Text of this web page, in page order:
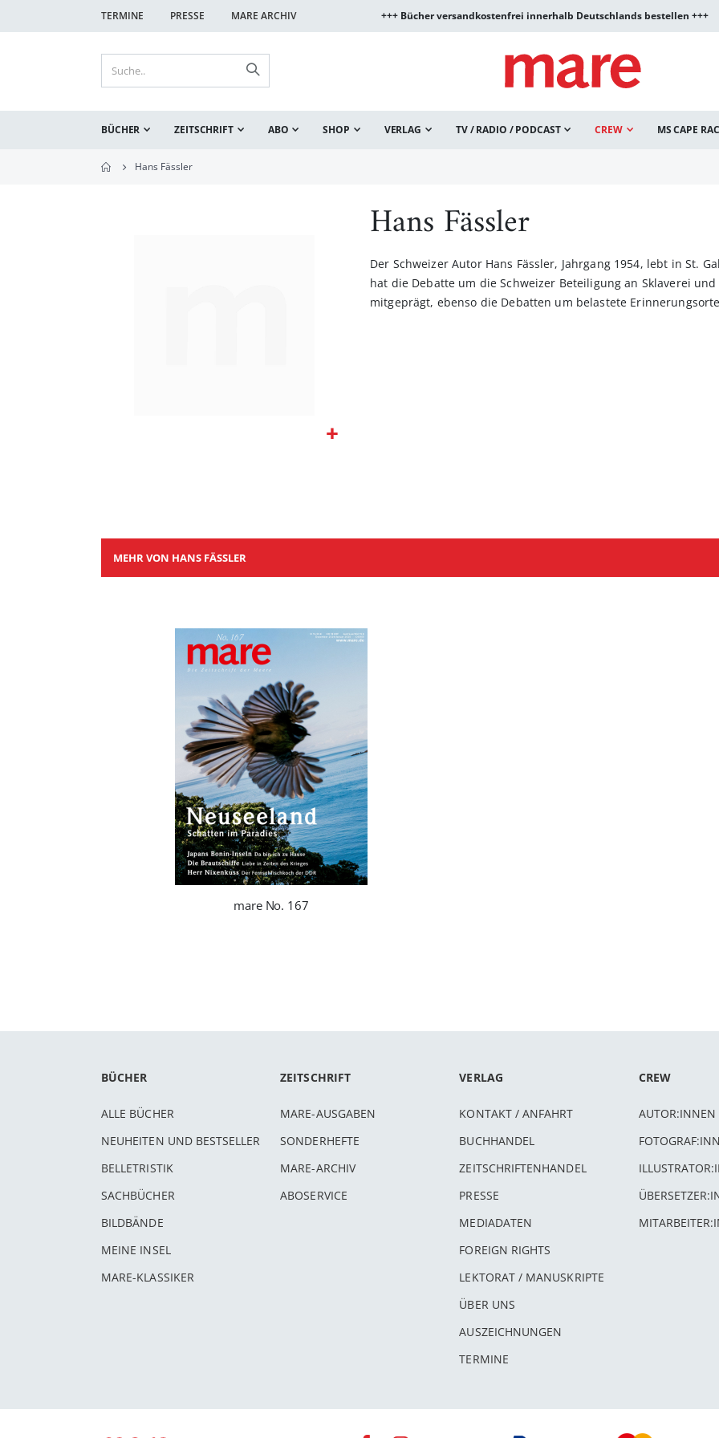
TERMINE PRESSE MARE ARCHIV +++ Bücher versandkostenfrei innerhalb Deutschlands bestellen +++
BÜCHER ZEITSCHRIFT ABO SHOP VERLAG TV / RADIO / PODCAST CREW MS CAPE
Hans Fässler
Hans Fässler
Der Schweizer Autor Hans Fässler, Jahrgang 1954, lebt in St.
hat die Debatte um die Schweizer Beteiligung an Sklaverei
mitgeprägt, ebenso die Debatten um belastete
MEHR VON HANS FÄSSLER
mare No. 167
BÜCHER
ALLE BÜCHER
NEUHEITEN UND BESTSELLER
BELLETRISTIK
SACHBÜCHER
BILDBÄNDE
MEINE INSEL
MARE-KLASSIKER
ZEITSCHRIFT
MARE-AUSGABEN
SONDERHEFTE
MARE-ARCHIV
ABOSERVICE
VERLAG
KONTAKT / ANFAHRT
BUCHHANDEL
ZEITSCHRIFTENHANDEL
PRESSE
MEDIADATEN
FOREIGN RIGHTS
LEKTORAT / MANUSKRIPTE
ÜBER UNS
AUSZEICHNUNGEN
TERMINE
CREW
AUTOR:INNEN